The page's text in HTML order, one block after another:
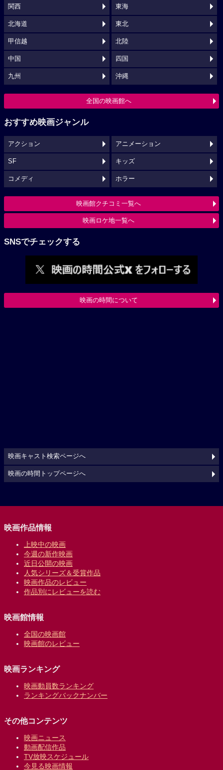
関西 東海
北海道 東北
甲信越 北陸
中国 四国
九州 沖縄
全国の映画館へ
おすすめ映画ジャンル
アクション アニメーション
SF キッズ
コメディ ホラー
映画館クチコミ一覧へ
映画ロケ地一覧へ
SNSでチェックする
映画の時間について
映画キャスト検索ページへ
映画の時間トップページへ
映画作品情報
上映中の映画
今週の新作映画
近日公開の映画
人気シリーズ＆受賞作品
映画作品のレビュー
作品別にレビューを読む
映画館情報
全国の映画館
映画館のレビュー
映画ランキング
映画動員数ランキング
ランキングバックナンバー
その他コンテンツ
映画ニュース
動画配信作品
TV放映スケジュール
今見る映画情報